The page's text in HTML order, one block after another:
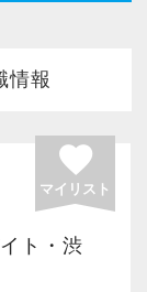
情報
favorite
マイリスト
ト・渋